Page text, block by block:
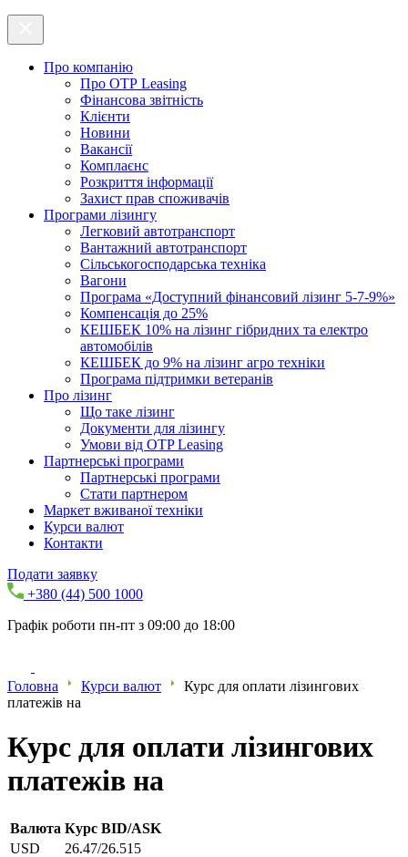
Про компанію
Про ОТР Leasing
Фінансова звітність
Клієнти
Новини
Вакансії
Комплаєнс
Розкриття інформації
Захист прав споживачів
Програми лізингу
Легковий автотранспорт
Вантажний автотранспорт
Cільськогосподарська техніка
Вагони
Програма «Доступний фінансовий лізинг 5-7-9%»
Компенсація до 25%
КЕШБЕК 10% на лізинг гібридних та електро
автомобілів
КЕШБЕК до 9% на лізинг агро техніки
Програма підтримки ветеранів
Про лізинг
Що таке лізинг
Документи для лізингу
Умови від OTP Leasing
Партнерські програми
Партнерські програми
Стати партнером
Маркет вживаної техніки
Курси валют
Контакти
Подати заявку
+380 (44) 500 1000
Графік роботи пн-пт з 09:00 до 18:00
Головна Курси валют
Курс для оплати лізингових
платежів на
Курс для оплати лізингових
платежів на
Валюта Курс BID/ASK
USD
26.47/26.515